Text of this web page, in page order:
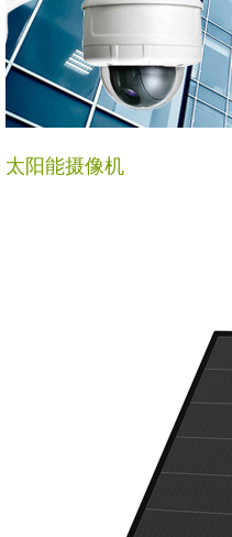
太阳能摄像机